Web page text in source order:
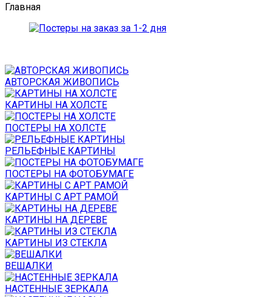
Главная
АВТОРСКАЯ ЖИВОПИСЬ
КАРТИНЫ НА ХОЛСТЕ
ПОСТЕРЫ НА ХОЛСТЕ
РЕЛЬЕФНЫЕ КАРТИНЫ
ПОСТЕРЫ НА ФОТОБУМАГЕ
КАРТИНЫ С АРТ РАМОЙ
КАРТИНЫ НА ДЕРЕВЕ
КАРТИНЫ ИЗ СТЕКЛА
ВЕШАЛКИ
НАСТЕННЫЕ ЗЕРКАЛА